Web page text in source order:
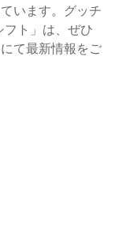
います。グッチ
ト」は、ぜひ
て最新情報をご